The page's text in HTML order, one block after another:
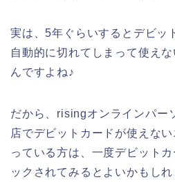
実は、5年ぐらいするとデビッ
自動的に切れてしまって使え
んですよね♪
だから、risingオンラインパー
店でデビットカードが使えな
っている方は、一度デビット
ックされてみるとよいかもしれ